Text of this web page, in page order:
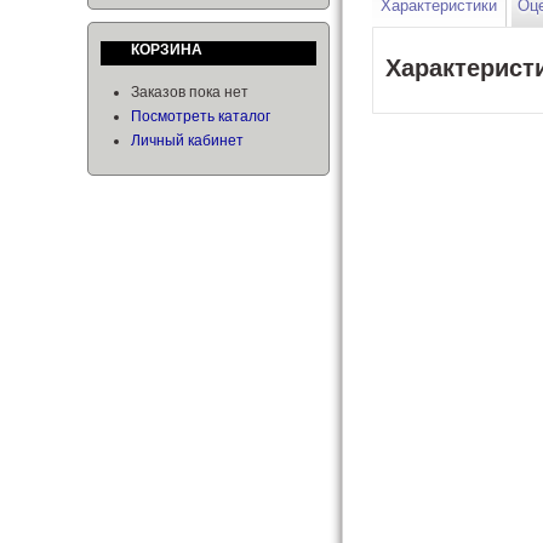
КОРЗИНА
Заказов пока нет
Посмотреть каталог
Личный кабинет
Характеристики